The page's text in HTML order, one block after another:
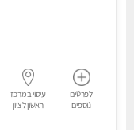
לפרטים
נוספים
עיסוי במרכז
ראשון לציון